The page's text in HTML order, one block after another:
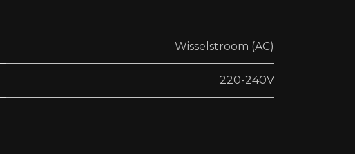
Wisselstroom (AC)
220-240V